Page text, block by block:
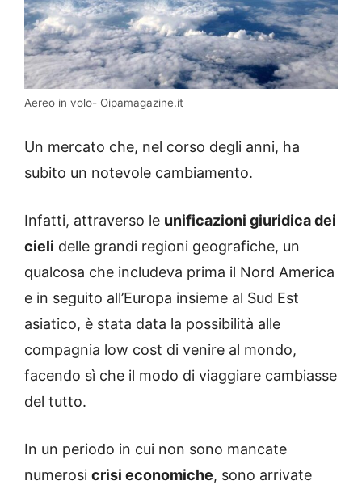
Aereo in volo- Oipamagazine.it
Un mercato che, nel corso degli anni, ha
subito un notevole cambiamento.
Infatti, attraverso le unificazioni giuridica dei
cieli delle grandi regioni geografiche, un
qualcosa che includeva prima il Nord America
e in seguito all’Europa insieme al Sud Est
asiatico, è stata data la possibilità alle
compagnia low cost di venire al mondo,
facendo sì che il modo di viaggiare cambiasse
del tutto.
In un periodo in cui non sono mancate
numerosi crisi economiche, sono arrivate